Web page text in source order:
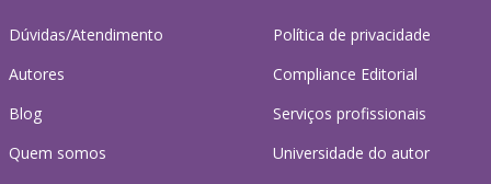
Dúvidas/Atendimento
Autores
Blog
Quem somos
Política de privacidade
Compliance Editorial
Serviços profissionais
Universidade do autor